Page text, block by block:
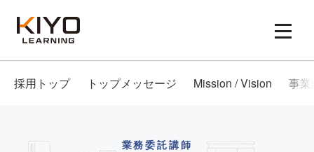
採用トップ トップメッセージ Mission / Vision 事
業務委託講師